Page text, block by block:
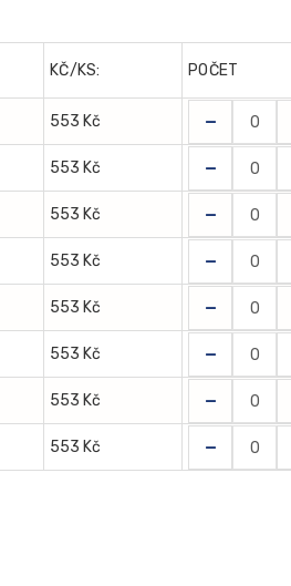
KČ/KS: POČET
553 Kč -
553 Kč -
553 Kč -
553 Kč -
553 Kč -
553 Kč -
553 Kč -
553 Kč -